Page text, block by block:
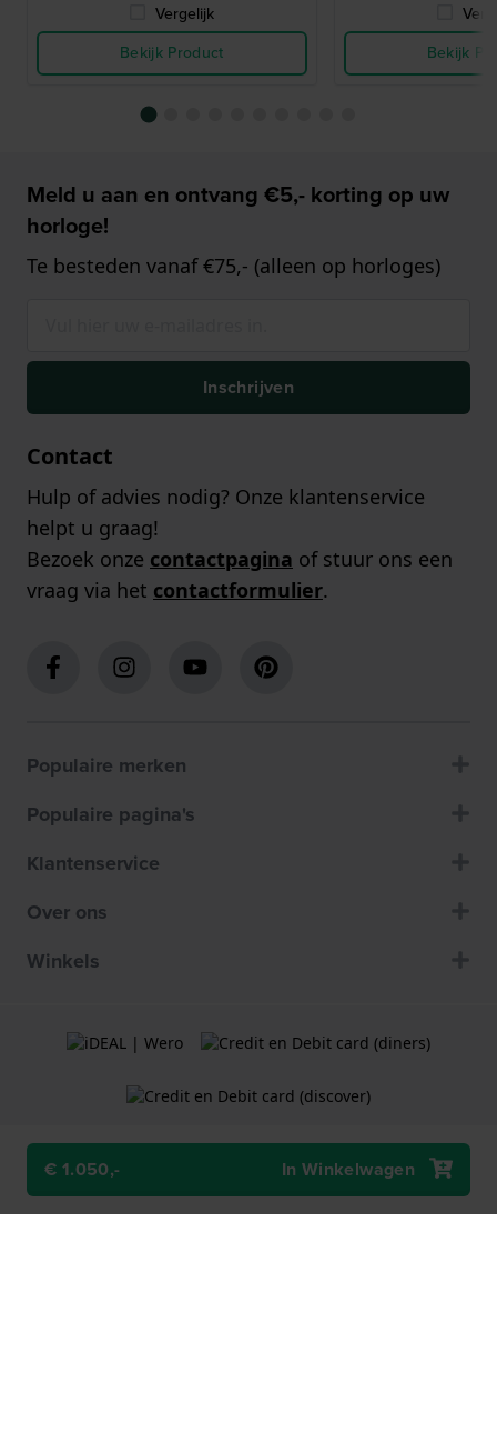
€ 1.050,- In Winkelwagen
Vergelijk
Bekijk Product
Bekijk
Meld u aan en ontvang €5,- korting op uw
horloge!
Te besteden vanaf €75,- (alleen op horloges)
Inschrijven
Contact
Hulp of advies nodig? Onze klantenservice
helpt u graag!
Bezoek onze contactpagina of stuur ons een
vraag via het contactformulier.
Populaire merken
Populaire pagina's
Klantenservice
Over ons
Winkels